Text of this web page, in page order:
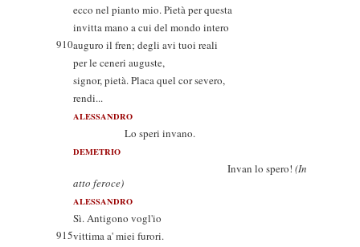
ecco nel pianto mio. Pietà per questa
invitta mano a cui del mondo intero
910auguro il fren; degli avi tuoi reali
per le ceneri auguste,
signor, pietà. Placa quel cor severo,
rendi...
ALESSANDRO
Lo speri invano.
DEMETRIO
Invan lo spero! (In
atto feroce)
ALESSANDRO
Sì. Antigono vogl'io
915vittima a' miei furori.